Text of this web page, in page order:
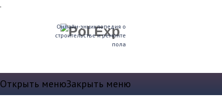
.
Онлайн-энциклопедия о
строительстве и ремонте
пола
Открыть менюЗакрыть меню